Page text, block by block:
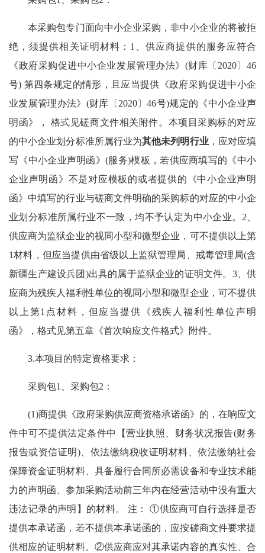
本采购包专门面向中小企业采购，非中小企业的将被拒
绝，须提供相关证明材料：1、供应商提供的服务应符合
《政府采购促进中小企业发展管理办法》(财库〔2020〕46
号) 第四条规定的情形，且应当提供《政府采购促进中小企
业发展管理办法》(财库〔2020〕46号)规定的《中小企业声
明函》， 格式见磋商文件相关附件。本项目采购标的对应
的中小企业划分标准所属行业为其他未列明行业，应对应填
写《中小企业声明函》(服务)模板，若供应商填写的《中小
企业声明函》不是对应模板的或者提供的《中小企业声明
函》中填写的行业与磋商文件明确的采购标的对应的中小企
业划分标准所属行业不一致，均不予认定为中小企业。2、
供应商为监狱企业的视同小型和微型企业，可不提供以上第
1材料，但应当提供由省级以上监狱管理局、戒毒管理局(含
新疆生产建设兵团)出具的属于监狱企业的证明文件。3、供
应商为残疾人福利性单位的视同小型和微型企业，可不提供
以上第1点材料，但应当提供《残疾人福利性单位声明
函》，格式见第五章《首次响应文件格式》附件。
3.本项目的特定资格要求：
采购包1、采购包2：
(1)商提供《政府采购供应商资格承诺函》的，在响应文
件中可不提供法定条件中【营业执照、财务状况报告(财务
报告或资信证明)、依法缴纳税收证明材料、依法缴纳社会
保障资金证明材料、具备履行合同所必需设备和专业技术能
力的声明函、参加采购活动前三年内在经营活动中没有重大
违法记录的声明】的材料。 注： ①供应商可自行选择是否
提供本承诺函，若不提供本承诺函的，应按磋商文件要求提
供相应的证明材料。②供应商应对其承诺内容的真实性、合